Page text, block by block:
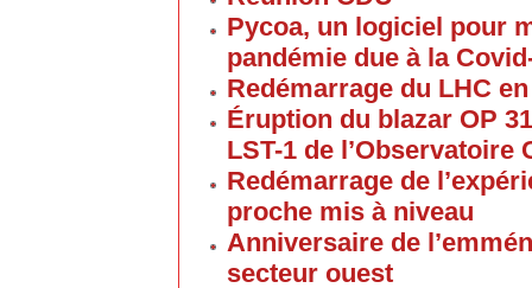
Pycoa, un logiciel pour
pandémie due à la
Redémarrage du LHC en
Éruption du blazar OP
LST-1 de l’Observatoire
Redémarrage de
proche mis à niveau
Anniversaire de
secteur ouest